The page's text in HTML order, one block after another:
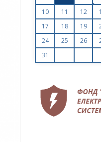
10
11 12
17
18 19
24
25 26
31